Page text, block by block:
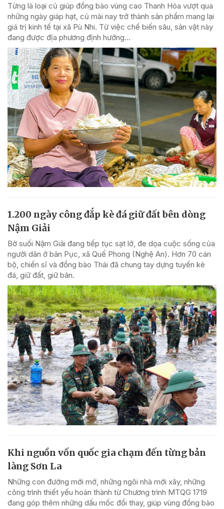
Từng là loại củ giúp đồng bào vùng cao Thanh Hóa vượt qua
những ngày giáp hạt, củ mài nay trở thành sản phẩm mang lại
giá trị kinh tế tại xã Pù Nhi. Từ việc chế biến sâu, sản vật này
đang được địa phương định hướng...
1.200 ngày công đắp kè đá giữ đất bên dòng
Nậm Giải
Bờ suối Nậm Giải đang tiếp tục sạt lở, đe dọa cuộc sống của
người dân ở bản Pục, xã Quế Phong (Nghệ An). Hơn 70 cán
bộ, chiến sĩ và đồng bào Thái đã chung tay dựng tuyến kè
đá, giữ đất, giữ bản.
Khi nguồn vốn quốc gia chạm đến từng bản
làng Sơn La
Những con đường mới mở, những ngôi nhà mới xây, những
công trình thiết yếu hoàn thành từ Chương trình MTQG 1719
đang góp thêm những dấu mốc đổi thay, giúp vùng đồng bào